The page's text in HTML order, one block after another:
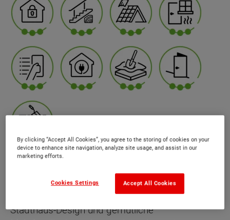
Im Flair 180 Duo vereint sich geradliniges
Stadthaus-Design und gemütliche
By clicking “Accept All Cookies”, you agree to the storing of cookies on your
device to enhance site navigation, analyze site usage, and assist in our
marketing efforts.
Accept All Cookies
Cookies Settings